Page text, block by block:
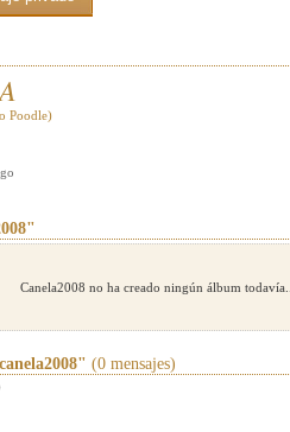
Poodle)
Canela2008 no ha creado ningún álbum todavía...
(0 mensajes)